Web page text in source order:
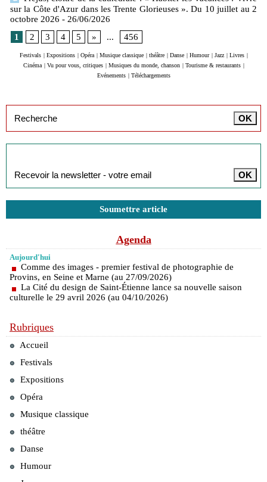
sur la Côte d'Azur dans les Trente Glorieuses ». Du 10 juillet au 2
octobre 2026 - 26/06/2026
1
2 3 4 5 » ... 456
Festivals Expositions Opéra Musique classique théâtre Danse Humour Jazz Livres
Cinéma
Vu pour vous, critiques Musiques du monde, chanson Tourisme & restaurants
Evénements
Téléchargements
Soumettre article
Agenda
Aujourd'hui
Comme des images - premier festival de photographie de
Provins, en Seine et Marne (au 27/09/2026)
La Cité du design de Saint-Étienne lance sa nouvelle saison
culturelle le 29 avril 2026 (au 04/10/2026)
Rubriques
Accueil
Festivals
Expositions
Opéra
Musique classique
théâtre
Danse
Humour